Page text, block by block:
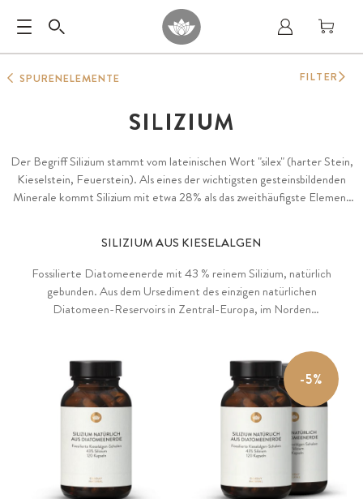
SPURENELEMENTE
SILIZIUM
Der Begriff Silizium stammt vom lateinischen Wort "silex" (harter Stein,
Kieselstein, Feuerstein). Als eines der wichtigsten gesteinsbildenden
Minerale kommt Silizium mit etwa 28% als das zweithäufigste Element
Bambussprossen.
SILIZIUM AUS KIESELALGEN
Fossilierte Diatomeenerde mit 43 % reinem Silizium, natürlich
gebunden. Aus dem Ursediment des einzigen natürlichen
Diatomeen-Reservoirs in Zentral-Europa, im Norden
-5%
FILTER